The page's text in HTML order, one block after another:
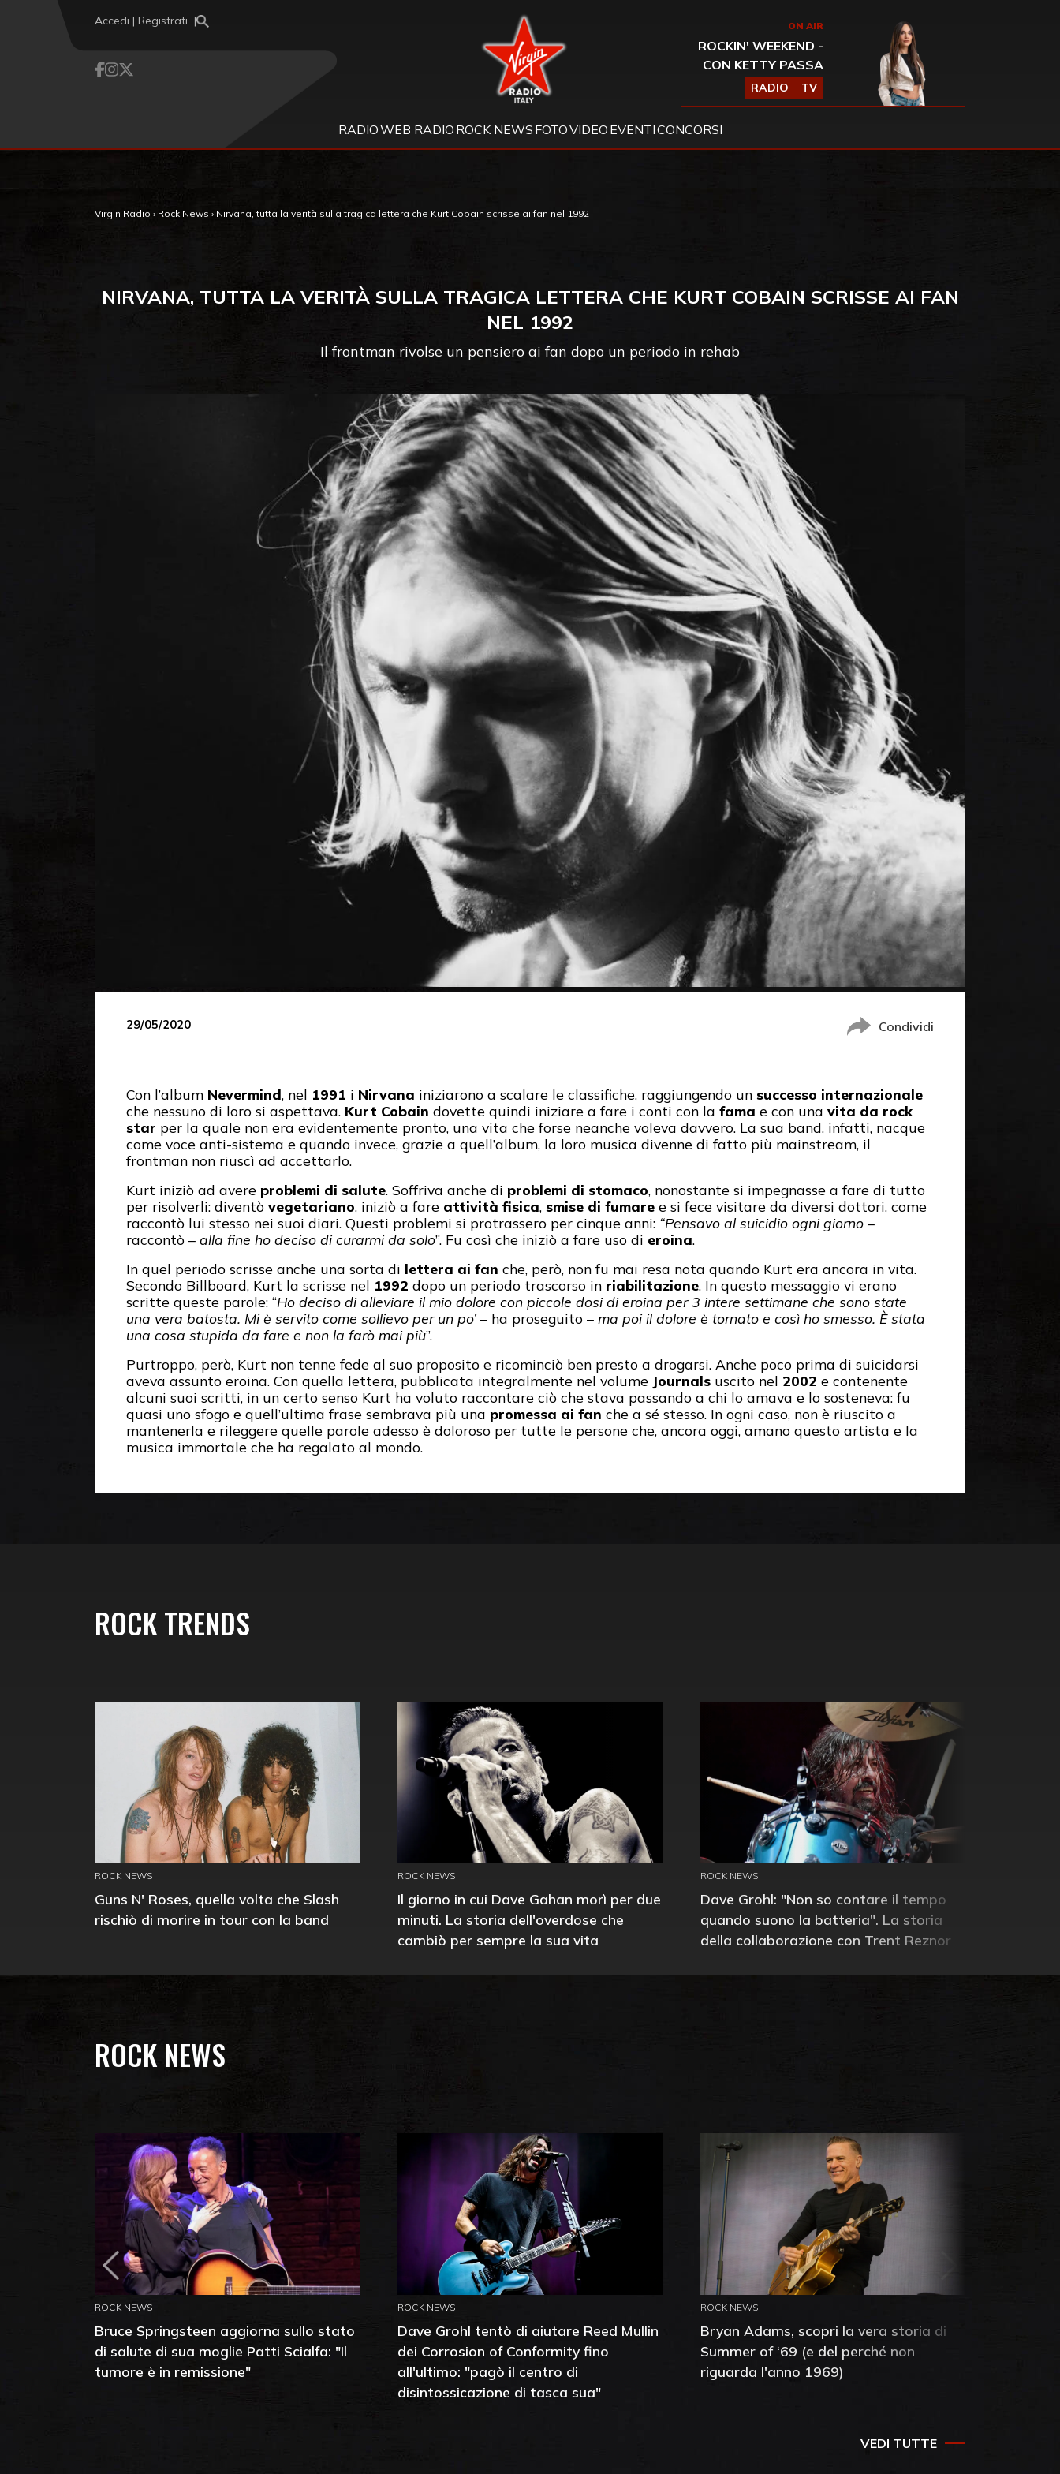
Accedi | Registrati Virgin Radio ON AIR
ROCKIN' WEEKEND -
CON KETTY PASSA
RADIO TV
RADIOWEB RADIO ROCK NEWS FOTOVIDEO EVENTICONCORSI
Virgin Radio › Rock News › Nirvana, tutta la verità sulla tragica lettera che Kurt Cobain scrisse ai fan nel 1992
NIRVANA, TUTTA LA VERITÀ SULLA TRAGICA LETTERA CHE KURT COBAIN SCRISSE AI FAN
NEL 1992
Il frontman rivolse un pensiero ai fan dopo un periodo in rehab
29/05/2020 Condividi
Con l’album Nevermind, nel 1991 i Nirvana iniziarono a scalare le classifiche, raggiungendo un successo internazionale
che nessuno di loro si aspettava. Kurt Cobain dovette quindi iniziare a fare i conti con la fama e con una vita da rock
star per la quale non era evidentemente pronto, una vita che forse neanche voleva davvero. La sua band, infatti, nacque
come voce anti-sistema e quando invece, grazie a quell’album, la loro musica divenne di fatto più mainstream, il
frontman non riuscì ad accettarlo.
Kurt iniziò ad avere problemi di salute. Soffriva anche di problemi di stomaco, nonostante si impegnasse a fare di tutto
per risolverli: diventò vegetariano, iniziò a fare attività fisica, smise di fumare e si fece visitare da diversi dottori, come
raccontò lui stesso nei suoi diari. Questi problemi si protrassero per cinque anni: “Pensavo al suicidio ogni giorno –
raccontò – alla fine ho deciso di curarmi da solo”. Fu così che iniziò a fare uso di eroina.
In quel periodo scrisse anche una sorta di lettera ai fan che, però, non fu mai resa nota quando Kurt era ancora in vita.
Secondo Billboard, Kurt la scrisse nel 1992 dopo un periodo trascorso in riabilitazione. In questo messaggio vi erano
scritte queste parole: “Ho deciso di alleviare il mio dolore con piccole dosi di eroina per 3 intere settimane che sono state
una vera batosta. Mi è servito come sollievo per un po’ – ha proseguito – ma poi il dolore è tornato e così ho smesso. È stata
una cosa stupida da fare e non la farò mai più”.
Purtroppo, però, Kurt non tenne fede al suo proposito e ricominciò ben presto a drogarsi. Anche poco prima di suicidarsi
aveva assunto eroina. Con quella lettera, pubblicata integralmente nel volume Journals uscito nel 2002 e contenente
alcuni suoi scritti, in un certo senso Kurt ha voluto raccontare ciò che stava passando a chi lo amava e lo sosteneva: fu
quasi uno sfogo e quell’ultima frase sembrava più una promessa ai fan che a sé stesso. In ogni caso, non è riuscito a
mantenerla e rileggere quelle parole adesso è doloroso per tutte le persone che, ancora oggi, amano questo artista e la
musica immortale che ha regalato al mondo.
ROCK TRENDS
ROCK NEWS
Guns N' Roses, quella volta che Slash
rischiò di morire in tour con la band
ROCK NEWS
Il giorno in cui Dave Gahan morì per due
minuti. La storia dell'overdose che
cambiò per sempre la sua vita
ROCK NEWS
Dave Grohl: "Non so contare il tempo
quando suono la batteria". La storia
della collaborazione con Trent Reznor
ROCK NEWS
ROCK NEWS
Bruce Springsteen aggiorna sullo stato
di salute di sua moglie Patti Scialfa: "Il
tumore è in remissione"
ROCK NEWS
Dave Grohl tentò di aiutare Reed Mullin
dei Corrosion of Conformity fino
all'ultimo: "pagò il centro di
disintossicazione di tasca sua"
ROCK NEWS
Bryan Adams, scopri la vera storia di
Summer of ‘69 (e del perché non
riguarda l'anno 1969)
VEDI TUTTE